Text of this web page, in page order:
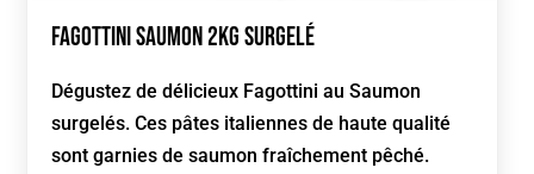
Fagottini Saumon 2kg Surgelé
Dégustez de délicieux Fagottini au Saumon
surgelés. Ces pâtes italiennes de haute qualité
sont garnies de saumon fraîchement pêché.